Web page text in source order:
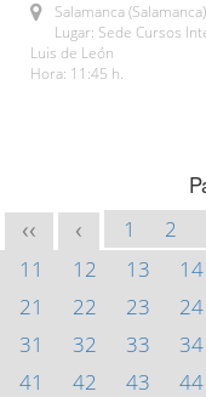
Salamanca (Salamanca)
Lugar: Sede Cursos
Luis de León
Hora: 11:45 h.
<< < 1 2
11
12 13 14
21
22 23 24
31
32 33 34
41
42 43 44